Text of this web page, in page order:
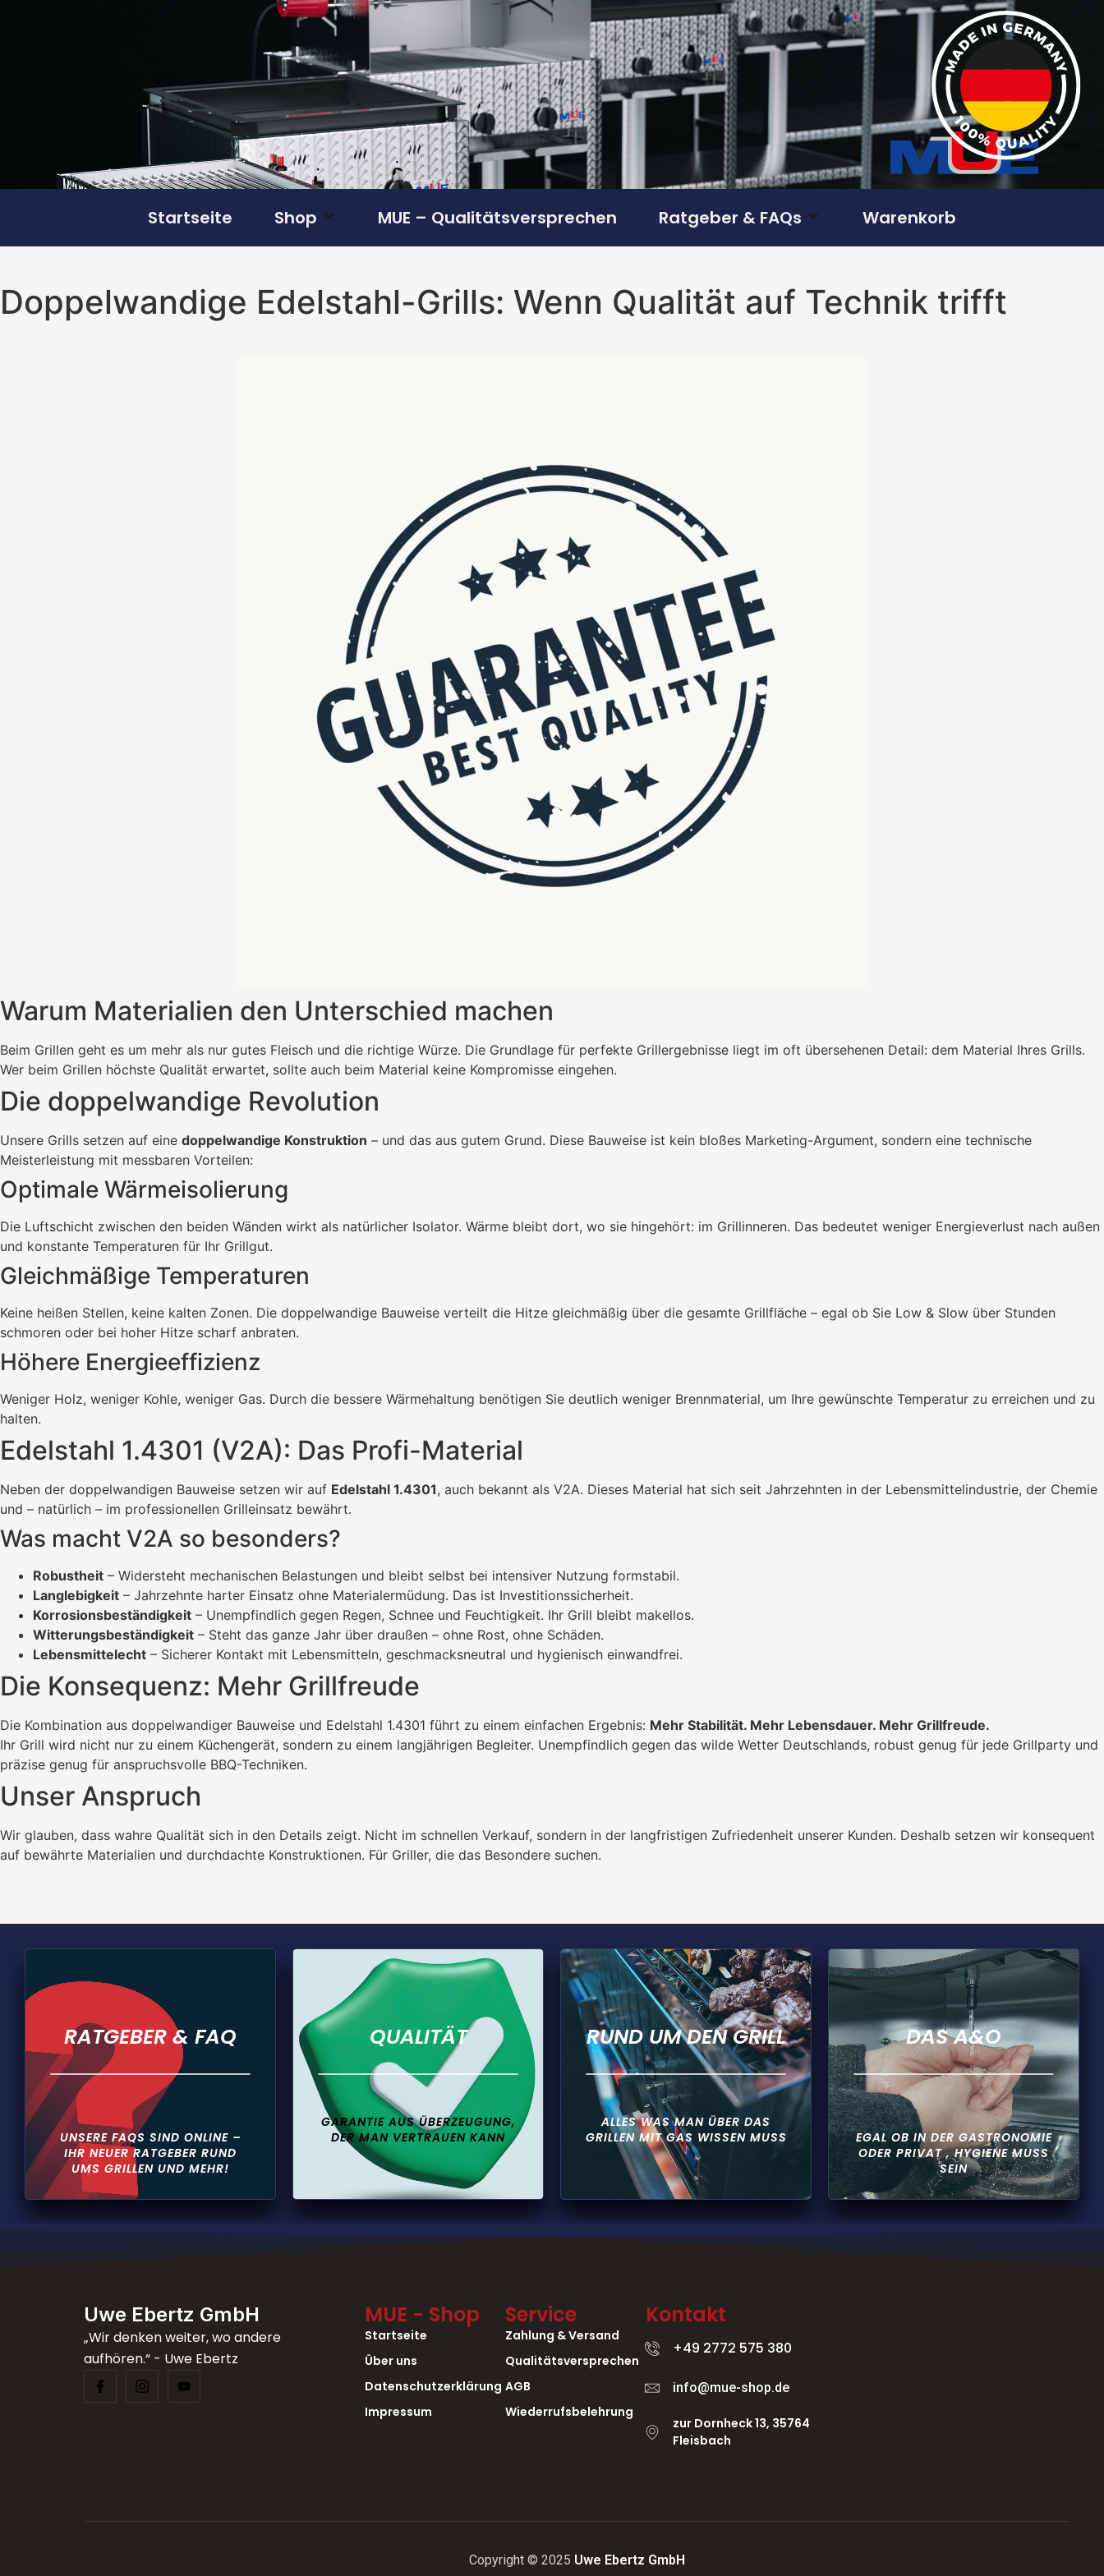
Startseite Shop MUE – Qualitätsversprechen Ratgeber & FAQs Warenkorb
Doppelwandige Edelstahl-Grills: Wenn Qualität auf Technik trifft
Warum Materialien den Unterschied machen
Beim Grillen geht es um mehr als nur gutes Fleisch und die richtige Würze. Die Grundlage für perfekte Grillergebnisse liegt im oft übersehenen Detail: dem Material Ihres Grills.
Wer beim Grillen höchste Qualität erwartet, sollte auch beim Material keine Kompromisse eingehen.
Die doppelwandige Revolution
Unsere Grills setzen auf eine doppelwandige Konstruktion – und das aus gutem Grund. Diese Bauweise ist kein bloßes Marketing-Argument, sondern eine technische
Meisterleistung mit messbaren Vorteilen:
Optimale Wärmeisolierung
Die Luftschicht zwischen den beiden Wänden wirkt als natürlicher Isolator. Wärme bleibt dort, wo sie hingehört: im Grillinneren. Das bedeutet weniger Energieverlust nach außen
und konstante Temperaturen für Ihr Grillgut.
Gleichmäßige Temperaturen
Keine heißen Stellen, keine kalten Zonen. Die doppelwandige Bauweise verteilt die Hitze gleichmäßig über die gesamte Grillfläche – egal ob Sie Low & Slow über Stunden
schmoren oder bei hoher Hitze scharf anbraten.
Höhere Energieeffizienz
Weniger Holz, weniger Kohle, weniger Gas. Durch die bessere Wärmehaltung benötigen Sie deutlich weniger Brennmaterial, um Ihre gewünschte Temperatur zu erreichen und zu
halten.
Edelstahl 1.4301 (V2A): Das Profi-Material
Neben der doppelwandigen Bauweise setzen wir auf Edelstahl 1.4301, auch bekannt als V2A. Dieses Material hat sich seit Jahrzehnten in der Lebensmittelindustrie, der Chemie
und – natürlich – im professionellen Grilleinsatz bewährt.
Was macht V2A so besonders?
Robustheit – Widersteht mechanischen Belastungen und bleibt selbst bei intensiver Nutzung formstabil.
Langlebigkeit – Jahrzehnte harter Einsatz ohne Materialermüdung. Das ist Investitionssicherheit.
Korrosionsbeständigkeit – Unempfindlich gegen Regen, Schnee und Feuchtigkeit. Ihr Grill bleibt makellos.
Witterungsbeständigkeit – Steht das ganze Jahr über draußen – ohne Rost, ohne Schäden.
Lebensmittelecht – Sicherer Kontakt mit Lebensmitteln, geschmacksneutral und hygienisch einwandfrei.
Die Konsequenz: Mehr Grillfreude
Die Kombination aus doppelwandiger Bauweise und Edelstahl 1.4301 führt zu einem einfachen Ergebnis: Mehr Stabilität. Mehr Lebensdauer. Mehr Grillfreude.
Ihr Grill wird nicht nur zu einem Küchengerät, sondern zu einem langjährigen Begleiter. Unempfindlich gegen das wilde Wetter Deutschlands, robust genug für jede Grillparty und
präzise genug für anspruchsvolle BBQ-Techniken.
Unser Anspruch
Wir glauben, dass wahre Qualität sich in den Details zeigt. Nicht im schnellen Verkauf, sondern in der langfristigen Zufriedenheit unserer Kunden. Deshalb setzen wir konsequent
auf bewährte Materialien und durchdachte Konstruktionen. Für Griller, die das Besondere suchen.
RATGEBER & FAQ
UNSERE FAQS SIND ONLINE –
IHR NEUER RATGEBER RUND
UMS GRILLEN UND MEHR!
QUALITÄT
GARANTIE AUS ÜBERZEUGUNG,
DER MAN VERTRAUEN KANN
RUND UM DEN GRILL
ALLES WAS MAN ÜBER DAS
GRILLEN MIT GAS WISSEN MUSS
DAS A&O
EGAL OB IN DER GASTRONOMIE
ODER PRIVAT , HYGIENE MUSS
SEIN
Uwe Ebertz GmbH
„Wir denken weiter, wo andere
aufhören.“ - Uwe Ebertz
MUE - Shop
Startseite
Über uns
Datenschutzerklärung
Impressum
Service
Zahlung & Versand
Qualitätsversprechen
AGB
Wiederrufsbelehrung
Kontakt
+49 2772 575 380
info@mue-shop.de
zur Dornheck 13, 35764
Fleisbach
Copyright © 2025 Uwe Ebertz GmbH